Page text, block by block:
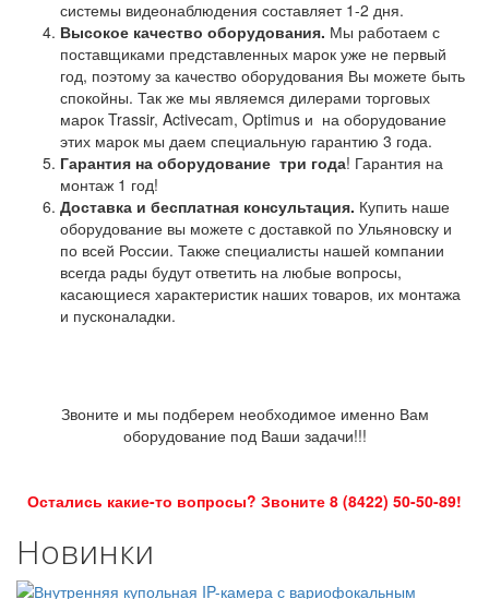
системы видеонаблюдения составляет 1-2 дня.
Высокое качество оборудования. Мы работаем с
поставщиками представленных марок уже не первый
год, поэтому за качество оборудования Вы можете быть
спокойны. Так же мы являемся дилерами торговых
марок Trassir, Activecam, Optimus и на оборудование
этих марок мы даем специальную гарантию 3 года.
Гарантия на оборудование три года! Гарантия на
монтаж 1 год!
Доставка и бесплатная консультация. Купить наше
оборудование вы можете с доставкой по Ульяновску и
по всей России. Также специалисты нашей компании
всегда рады будут ответить на любые вопросы,
касающиеся характеристик наших товаров, их монтажа
и пусконаладки.
Звоните и мы подберем необходимое именно Вам
оборудование под Ваши задачи!!!
Остались какие-то вопросы? Звоните 8 (8422) 50-50-89!
Новинки